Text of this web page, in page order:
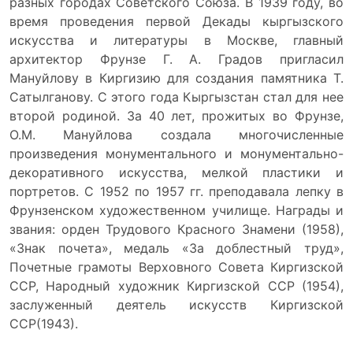
время проведения первой Декады кыргызского
искусства и литературы в Москве, главный
архитектор Фрунзе Г. А. Градов пригласил
Мануйлову в Киргизию для создания памятника Т.
Сатылганову. С этого года Кыргызстан стал для нее
второй родиной. За 40 лет, прожитых во Фрунзе,
О.М. Мануйлова создала многочисленные
произведения монументального и монументально-
декоративного искусства, мелкой пластики и
портретов. С 1952 по 1957 гг. преподавала лепку в
Фрунзенском художественном училище. Награды и
звания: орден Трудового Красного Знамени (1958),
«Знак почета», медаль «За доблестный труд»,
Почетные грамоты Верховного Совета Киргизской
ССР, Народный художник Киргизской ССР (1954),
заслуженный деятель искусств Киргизской
ССР(1943).